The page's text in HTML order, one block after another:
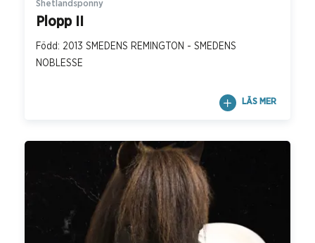
Shetlandsponny
Plopp II
Född: 2013 SMEDENS REMINGTON - SMEDENS
NOBLESSE
LÄS MER